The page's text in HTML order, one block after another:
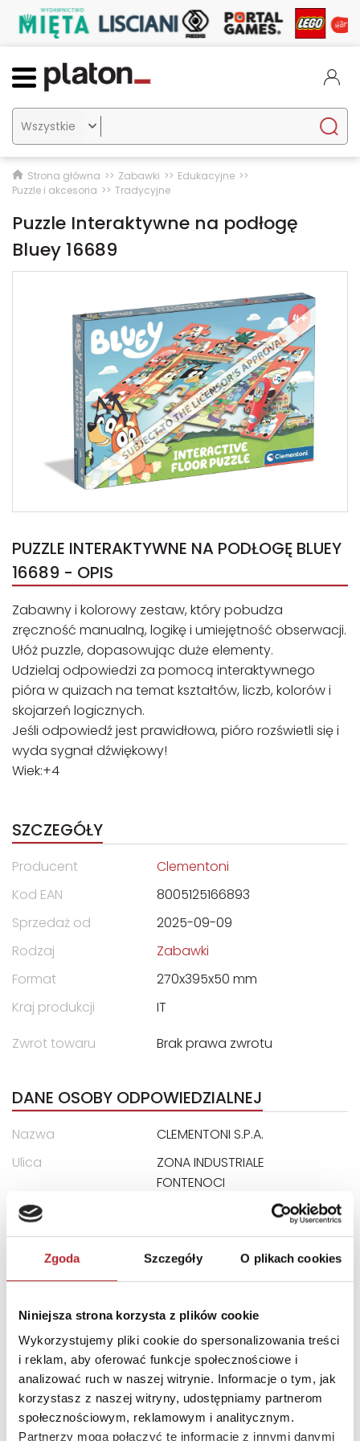
Zgoda Szczegóły O plikach cookies
Niniejsza strona korzysta z plików cookie
Wykorzystujemy pliki cookie do spersonalizowania treści
i reklam, aby oferować funkcje społecznościowe i
analizować ruch w naszej witrynie. Informacje o tym, jak
korzystasz z naszej witryny, udostępniamy partnerom
społecznościowym, reklamowym i analitycznym.
Partnerzy mogą połączyć te informacje z innymi danymi

Strona główna Zabawki
Edukacyjne
Puzzle i akcesoria
Tradycyjne
Puzzle Interaktywne na podłogę
Bluey 16689
PUZZLE INTERAKTYWNE NA PODŁOGĘ BLUEY
16689 - OPIS
Zabawny i kolorowy zestaw, który pobudza
zręczność manualną, logikę i umiejętność obserwacji.
Ułóż puzzle, dopasowując duże elementy.
Udzielaj odpowiedzi za pomocą interaktywnego
pióra w quizach na temat kształtów, liczb, kolorów i
skojarzeń logicznych.
Jeśli odpowiedź jest prawidłowa, pióro rozświetli się i
wyda sygnał dźwiękowy!
Wiek:+4
SZCZEGÓŁY
Producent
Clementoni
Kod EAN
8005125166893
Sprzedaż od
2025-09-09
Rodzaj
Zabawki
Format
270x395x50 mm
Kraj produkcji
IT
Zwrot towaru
Brak prawa zwrotu
DANE OSOBY ODPOWIEDZIALNEJ
Nazwa
CLEMENTONI S.P.A.
Ulica
ZONA INDUSTRIALE
FONTENOCI
Kod pocztowy
Miasto
RECANATI LOCALITA
E-mail
assistenza@clementoni.it
INNI KLIENCI KUPOWALI